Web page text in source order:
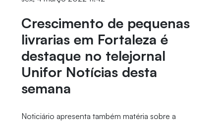
Crescimento de pequenas
livrarias em Fortaleza é
destaque no telejornal
Unifor Notícias desta
semana
Noticiário apresenta também matéria sobre a